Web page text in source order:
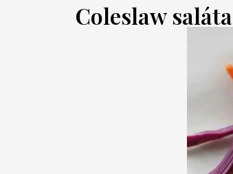
Coleslaw